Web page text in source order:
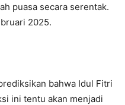
puasa secara serentak.
2025.
bahwa Idul Fitri
ini tentu akan menjadi